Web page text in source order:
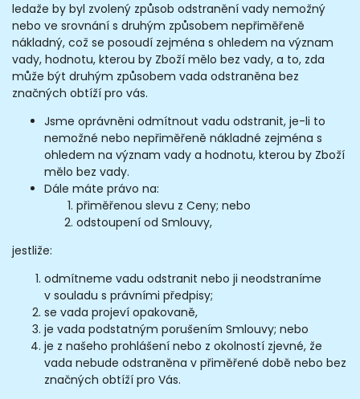
ledaže by byl zvolený způsob odstranění vady nemožný
nebo ve srovnání s druhým způsobem nepřiměřeně
nákladný, což se posoudí zejména s ohledem na význam
vady, hodnotu, kterou by Zboží mělo bez vady, a to, zda
může být druhým způsobem vada odstraněna bez
značných obtíží pro vás.
Jsme oprávněni odmítnout vadu odstranit, je-li to
nemožné nebo nepřiměřeně nákladné zejména s
ohledem na význam vady a hodnotu, kterou by Zboží
mělo bez vady.
Dále máte právo na:
přiměřenou slevu z Ceny; nebo
odstoupení od Smlouvy,
jestliže:
odmítneme vadu odstranit nebo ji neodstraníme
v souladu s právními předpisy;
se vada projeví opakovaně,
je vada podstatným porušením Smlouvy; nebo
je z našeho prohlášení nebo z okolností zjevné, že
vada nebude odstraněna v přiměřené době nebo bez
značných obtíží pro Vás.